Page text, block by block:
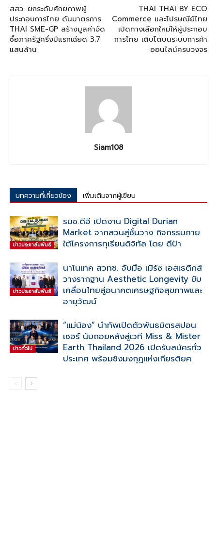
สสว. ยกระดับศักยภาพผู้
ประกอบการไทย ดันมาตรการ
THAI SME-GP สร้างมูลค่าจัด
ซื้อภาครัฐครึ่งปีแรกเฉียด 3.7
แสนล้าน
THAI THAI BY ECO
Commerce และไปรษณีย์ไทย
เปิดทางเลือกใหม่ให้ผู้ประกอบ
การไทย เติบโตบนระบบการค้า
ออนไลน์ครบวงจร
Siam108
บทความที่เกี่ยวข้อง เพิ่มเติมจากผู้เขียน
ข่าวประชาสัมพันธ์
รมช.ดีอี เปิดงาน Digital Durian
Market จากสวนสู่ชั้นวาง กิจกรรมภาย
ใต้โครงการทุเรียนดิจิทัล โดย ดีป้า
ข่าวประชาสัมพันธ์
นาโนเทค สวทช. จับมือ เมิร์ซ เอสเธติกส์
วางรากฐาน Aesthetic Longevity ขับ
เคลื่อนไทยสู่อนาคตเศรษฐกิจสุขภาพและ
อายุวัฒน์
ข่าวทั่วไป
“แม่น้อง” นำทัพเปิดตัวพันธมิตรสปอน
เซอร์ นับถอยหลังสู่เวที Miss & Mister
Earth Thailand 2026 เปิดรับสมัครทั่ว
ประเทศ พร้อมชิงมงกุฎแห่งเกียรติยศ